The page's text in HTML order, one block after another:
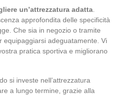
un’attrezzatura adatta
approfondita delle specificità
Che sia in negozio o tramite
equipaggiarsi adeguatamente. Vi
pratica sportiva e migliorano
si investe nell’attrezzatura
a lungo termine, grazie alla